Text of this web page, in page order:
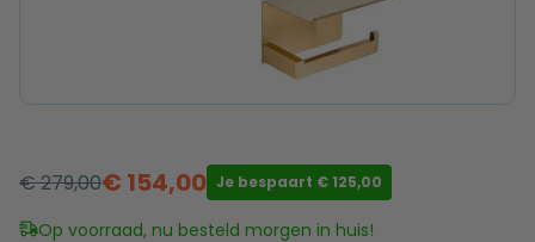
€279,00
Oorspronkelijke
prijs
€ 154,00
Huidige
prijs
Je bespaart € 125,00
Op voorraad, nu besteld morgen in huis!